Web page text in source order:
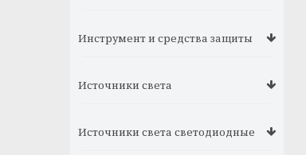
Инструмент и средства защиты
Источники света
Источники света светодиодные